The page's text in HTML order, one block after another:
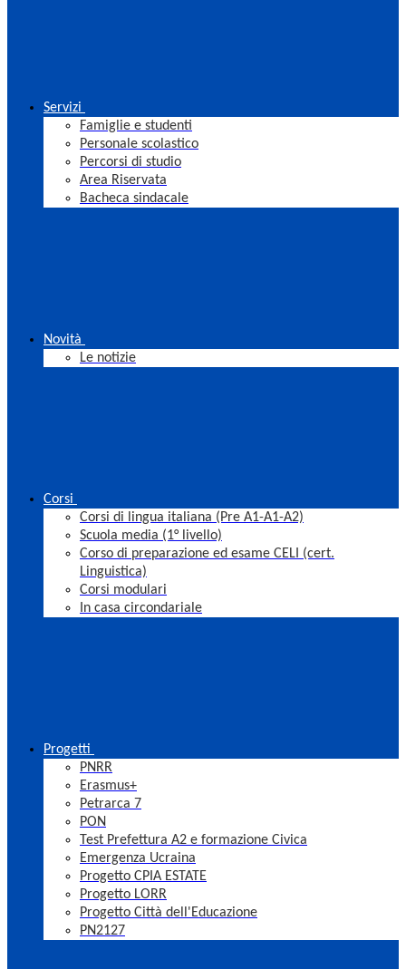
Servizi
Famiglie e studenti
Personale scolastico
Percorsi di studio
Area Riservata
Bacheca sindacale
Novità
Le notizie
Corsi
Corsi di lingua italiana (Pre A1-A1-A2)
Scuola media (1° livello)
Corso di preparazione ed esame CELI (cert.
Linguistica)
Corsi modulari
In casa circondariale
Progetti
PNRR
Erasmus+
Petrarca 7
PON
Test Prefettura A2 e formazione Civica
Emergenza Ucraina
Progetto CPIA ESTATE
Progetto LORR
Progetto Città dell'Educazione
PN2127